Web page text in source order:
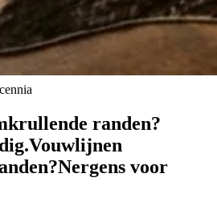
randen?
Vouwlijnen
Nergens voor